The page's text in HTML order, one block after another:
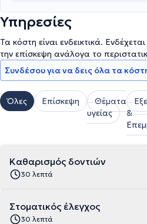
Υπηρεσίες
Τα κόστη είναι ενδεικτικά.
την επίσκεψη ανάλογα το
Συνδέσου για να δεις όλα τα
Όλες Επίσκεψη
Θέματα
υγείας
&
Καθαρισμός δοντιών
30 λεπτά
Στοματικός έλεγχος
30 λεπτά